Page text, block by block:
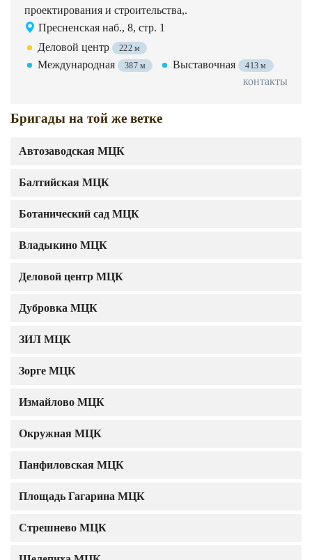
проектирования и строительства,.
Пресненская наб., 8, стр. 1
Деловой центр
222 м
Международная 387 м Выставочная 413 м
контакты
Бригады на той же ветке
Автозаводская МЦК
Балтийская МЦК
Ботанический сад МЦК
Владыкино МЦК
Деловой центр МЦК
Дубровка МЦК
ЗИЛ МЦК
Зорге МЦК
Измайлово МЦК
Окружная МЦК
Панфиловская МЦК
Площадь Гагарина МЦК
Стрешнево МЦК